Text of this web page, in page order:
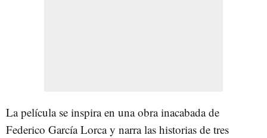
La película se inspira en una obra inacabada de
Federico García Lorca y narra las historias de tres